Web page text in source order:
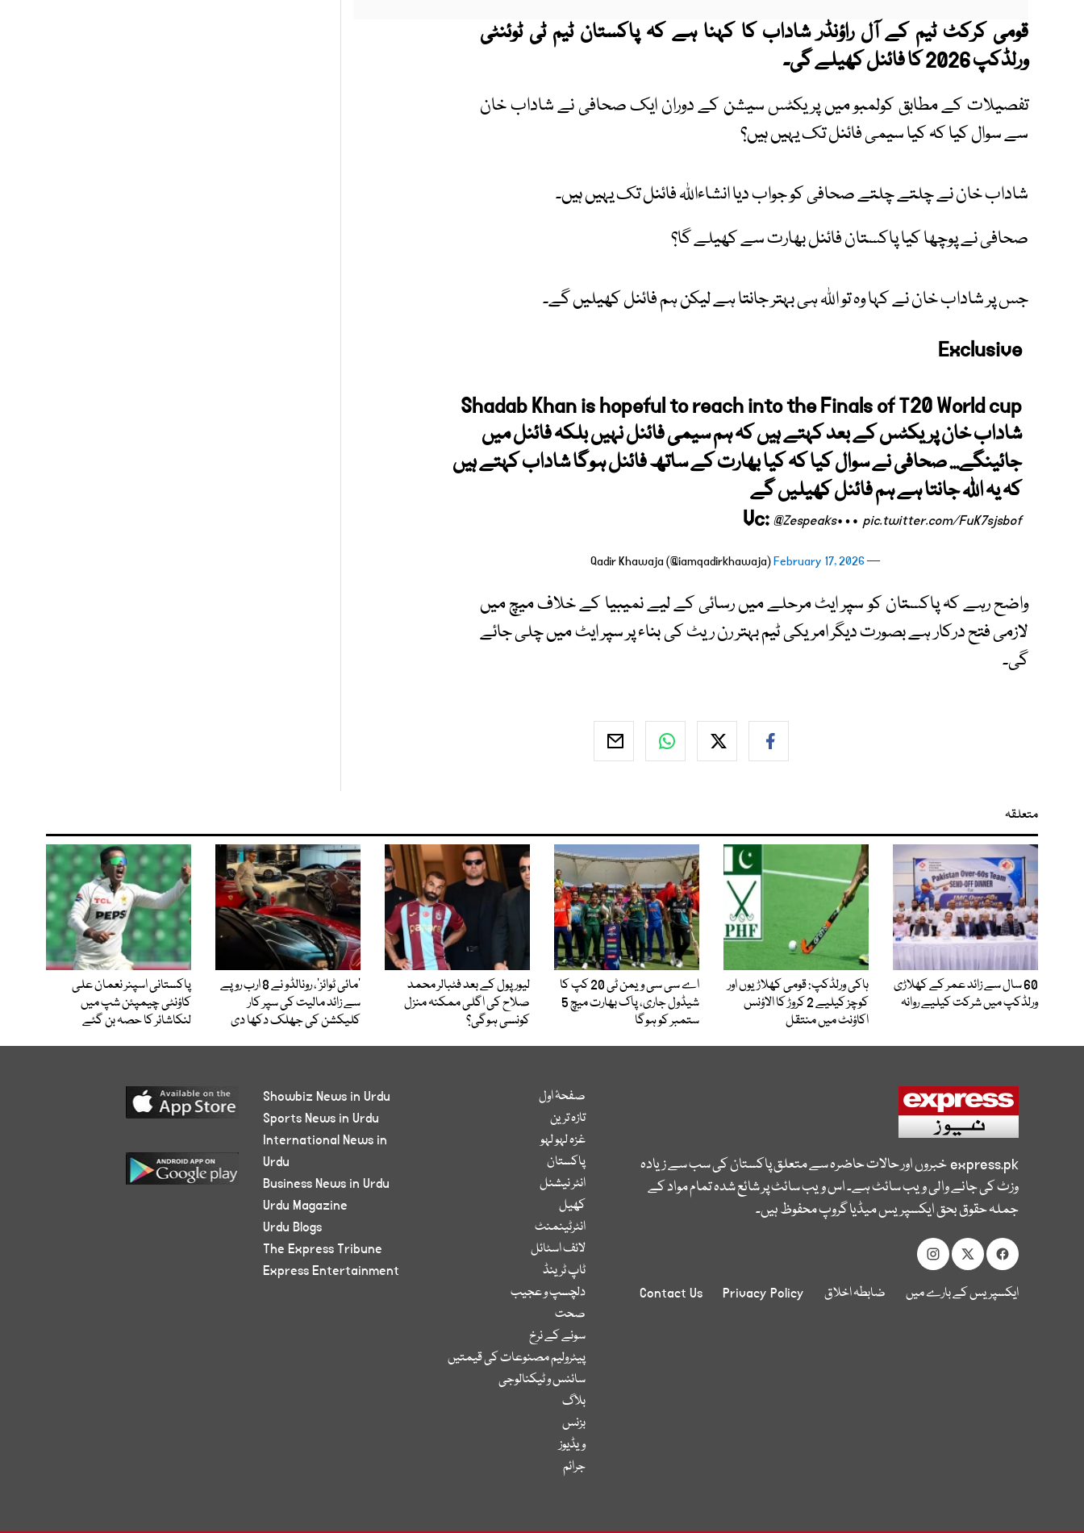
قومی کرکٹ ٹیم کے آل راؤنڈر شاداب کا کہنا ہے کہ پاکستان ٹیم ٹی ٹوئنٹی
ورلڈکپ 2026 کا فائنل کھیلے گی۔
تفصیلات کے مطابق کولمبو میں پریکٹس سیشن کے دوران ایک صحافی نے شاداب خان
سے سوال کیا کہ کیا سیمی فائنل تک یہیں ہیں؟
شاداب خان نے چلتے چلتے صحافی کو جواب دیا انشاءاللہ فائنل تک یہیں ہیں۔
صحافی نے پوچھا کیا پاکستان فائنل بھارت سے کھیلے گا؟
جس پر شاداب خان نے کہا وہ تو اللہ ہی بہتر جانتا ہے لیکن ہم فائنل کھیلیں گے۔
Exclusive
Shadab Khan is hopeful to reach into the Finals of T20 World cup
شاداب خان پریکٹس کے بعد کہتے ہیں کہ ہم سیمی فائنل نہیں بلکہ فائنل میں
جائینگے... صحافی نے سوال کیا کہ کیا بھارت کے ساتھ فائنل ہوگا شاداب کہتے ہیں
کہ یہ اللہ جانتا ہے ہم فائنل کھیلیں گے
Vc: @Zespeaks…pic.twitter.com/FuK7sjsbof
— Qadir Khawaja (@iamqadirkhawaja)
February 17, 2026
واضح رہے کہ پاکستان کو سپر ایٹ مرحلے میں رسائی کے لیے نمیبیا کے خلاف میچ میں
لازمی فتح درکار ہے بصورت دیگر امریکی ٹیم بہتر رن ریٹ کی بناء پر سپر ایٹ میں چلی جائے
گی۔
متعلقہ
60 سال سے زائد عمر کے کھلاڑی
ورلڈکپ میں شرکت کیلیے روانہ
ہاکی ورلڈکپ: قومی کھلاڑیوں اور
کوچز کیلیے 2 کروڑ کا الاؤنس
اکاؤنٹ میں منتقل
اے سی سی ویمن ٹی 20 کپ کا
شیڈول جاری، پاک بھارت میچ 5
ستمبر کو ہوگا
لیور پول کے بعد فٹبالر محمد
صلاح کی اگلی ممکنہ منزل
کونسی ہوگی؟
’مائی ٹوائز‘، رونالڈو نے 8 ارب روپے
سے زائد مالیت کی سپر کار
کلیکشن کی جھلک دکھا دی
پاکستانی اسپنر نعمان علی
کاؤنٹی چیمپئن شپ میں
لنکاشائر کا حصہ بن گئے
express.pkخبروں اور حالات حاضرہ سے متعلق پاکستان کی سب سے زیادہ
وزٹ کی جانے والی ویب سائٹ ہے۔ اس ویب سائٹ پر شائع شدہ تمام مواد کے
جملہ حقوق بحق ایکسپریس میڈیا گروپ محفوظ ہیں۔
ایکسپریس کے بارے میں ضابطہ اخلاق Privacy Policy
Contact Us
صفحۂ اول
تازہ ترین
غزہ لہو لہو
پاکستان
انٹر نیشنل
کھیل
انٹرٹینمنٹ
لائف اسٹائل
ٹاپ ٹرینڈ
دلچسپ و عجیب
صحت
سونے کے نرخ
پیٹرولیم مصنوعات کی قیمتیں
سائنس و ٹیکنالوجی
بلاگ
بزنس
ویڈیوز
جرائم
Showbiz News in Urdu
Sports News in Urdu
International News in
Urdu
Business News in Urdu
Urdu Magazine
Urdu Blogs
The Express Tribune
Express Entertainment